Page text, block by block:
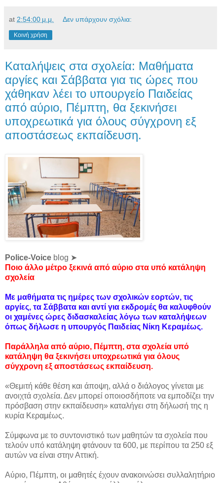
at 2:54:00 μ.μ. Δεν υπάρχουν σχόλια:
Κοινή χρήση
Καταλήψεις στα σχολεία: Μαθήματα
αργίες και Σάββατα για τις ώρες που
χάθηκαν λέει το υπουργείο Παιδείας
από αύριο, Πέμπτη, θα ξεκινήσει
υποχρεωτικά για όλους σύγχρονη εξ
αποστάσεως εκπαίδευση.
Police-Voice blog ➤
Ποιο άλλο μέτρο ξεκινά από αύριο στα υπό κατάληψη
σχολεία
Με μαθήματα τις ημέρες των σχολικών εορτών, τις
αργίες, τα Σάββατα και αντί για εκδρομές θα καλυφθούν
οι χαμένες ώρες διδασκαλείας λόγω των καταλήψεων
όπως δήλωσε η υπουργός Παιδείας Νίκη Κεραμέως.
Παράλληλα από αύριο, Πέμπτη, στα σχολεία υπό
κατάληψη θα ξεκινήσει υποχρεωτικά για όλους
σύγχρονη εξ αποστάσεως εκπαίδευση.
«Θεμιτή κάθε θέση και άποψη, αλλά ο διάλογος γίνεται με
ανοιχτά σχολεία. Δεν μπορεί οποιοσδήποτε να εμποδίζει την
πρόσβαση στην εκπαίδευση» καταλήγει στη δήλωσή της η
κυρία Κεραμέως.
Σύμφωνα με το συντονιστικό των μαθητών τα σχολεία που
τελούν υπό κατάληψη φτάνουν τα 600, με περίπου τα 250 εξ
αυτών να είναι στην Αττική.
Αύριο, Πέμπτη, οι μαθητές έχουν ανακοινώσει συλλαλητήριο